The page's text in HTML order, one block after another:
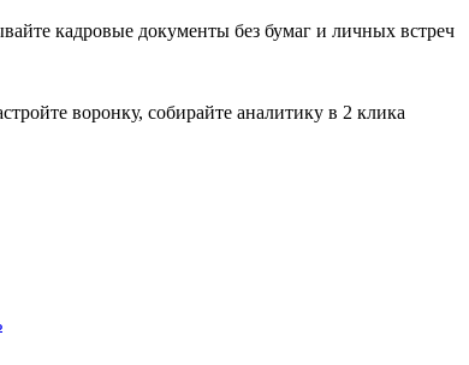
кадровые документы без бумаг и личных встреч
воронку, собирайте аналитику в 2 клика